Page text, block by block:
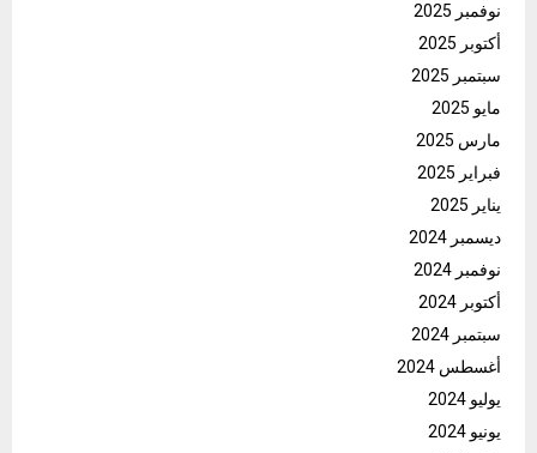
نوفمبر 2025
أكتوبر 2025
سبتمبر 2025
مايو 2025
مارس 2025
فبراير 2025
يناير 2025
ديسمبر 2024
نوفمبر 2024
أكتوبر 2024
سبتمبر 2024
أغسطس 2024
يوليو 2024
يونيو 2024